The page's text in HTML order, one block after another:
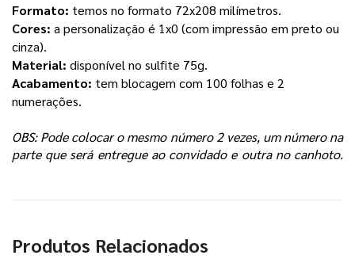
Formato: temos no formato 72x208 milímetros.
Cores: a personalização é 1x0 (com impressão em preto ou
cinza).
Material: disponível no sulfite 75g.
Acabamento: tem blocagem com 100 folhas e 2
numerações.
OBS: Pode colocar o mesmo número 2 vezes, um número na
Produtos Relacionados